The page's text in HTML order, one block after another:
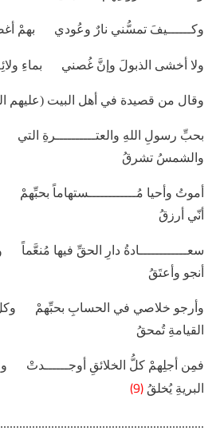
وكــــــيفَ تمسُّني نارٌ وعُودي بهمْ
ولا أخشى الذبولَ وإنَّ غُصني بماءِ
وقال من قصيدة في أهل البيت (عليهم
بحبِّ رسولِ اللهِ والعتــــــــــرةِ
والشمسُ تشرقُ
أموتُ وأحيا مُــــــــــــستهاماً
أنّي أرزقُ
سعــــــــــــادةُ دارِ الحقِّ فيها مُنعَّماً
أنجو وأعتَقُ
وأرجو خلاصي في الحسابِ بحبِّهمْ وكلُّ
القيامةِ تُمحقُ
فمِن أجلِهمْ كلُّ الخلائقِ أوجــــــدتْ
البريةِ يُخلقُ (9)